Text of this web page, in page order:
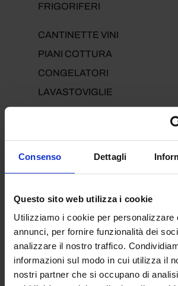
Consenso Dettagli
Questo sito web utilizza i cookie
Utilizziamo i cookie per personalizzare
annunci, per fornire funzionalità dei
analizzare il nostro traffico.
informazioni sul modo in cui utilizza il
nostri partner che si occupano di
FRIGORIFERI
CANTINETTE VINI
PIANI COTTURA
CONGELATORI
LAVASTOVIGLIE
PICCOLI ELETTRODOMESTICI
ELETTRODOMESTICI PER LA
CASA
PICCOLI
OFFERTE DEL